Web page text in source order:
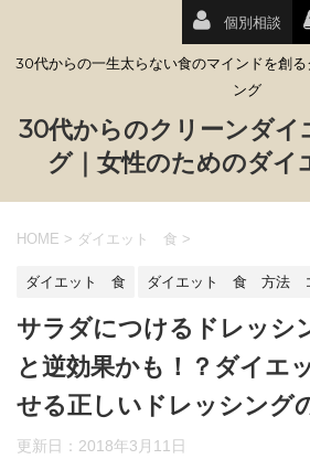
個別相談
30代からの一生太らない食のマインドを創
ング
30代からのクリーンダイ
グ｜女性のためのダイ
HOME > ダイエット 食 >
ダイエット 食 ダイエット 食 方法
サラダにつけるドレッシ
と逆効果かも！？ダイエ
せる正しいドレッシング
更新日： 2018年3月11日